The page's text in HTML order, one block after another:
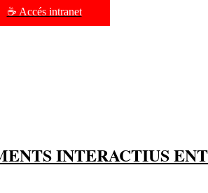
☕ Accés intranet
INTERACTIUS